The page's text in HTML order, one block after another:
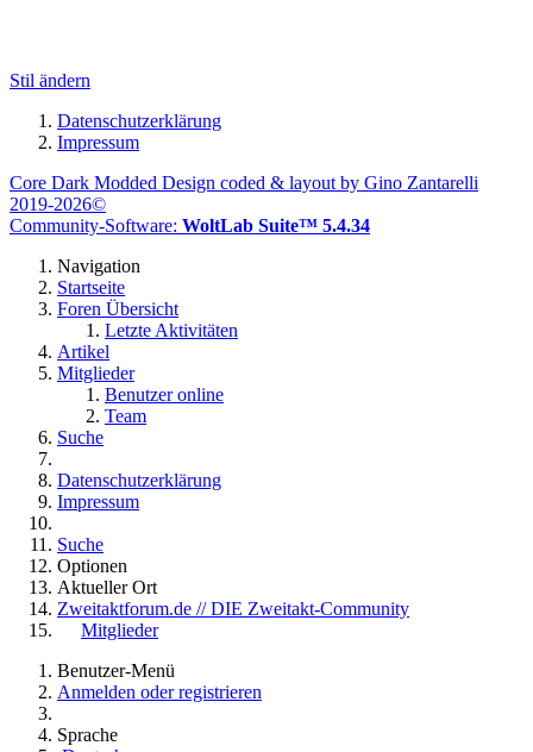
Stil ändern
Datenschutzerklärung
Impressum
Core Dark Modded Design coded & layout by Gino Zantarelli
2019-2026©
Community-Software: WoltLab Suite™ 5.4.34
Navigation
Startseite
Foren Übersicht
Letzte Aktivitäten
Artikel
Mitglieder
Benutzer online
Team
Suche
Datenschutzerklärung
Impressum
Suche
Optionen
Aktueller Ort
Zweitaktforum.de // DIE Zweitakt-Community
Mitglieder
Benutzer-Menü
Anmelden oder registrieren
Sprache